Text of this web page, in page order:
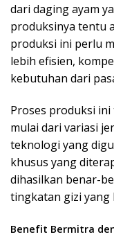
dari daging ayam
produksinya tentu
produksi ini perlu
lebih efisien,
kebutuhan dari
Proses produksi
mulai dari variasi
teknologi yang
khusus yang
dihasilkan benar-
tingkatan gizi yang
Benefit Bermitra